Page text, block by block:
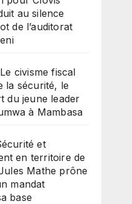
au silence
de l’auditorat
civisme fiscal
la sécurité, le
du jeune leader
à Mambasa
et
en territoire de
Mathe prône
mandat
base